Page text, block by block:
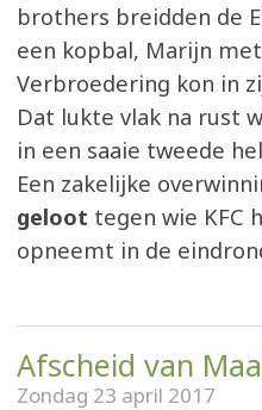
brothers breidden de
een kopbal, Marijn
Verbroedering kon in
Dat lukte vlak na rust
in een saaie tweede
Een zakelijke
geloot tegen wie KFC
opneemt in de
Afscheid van
Zondag 23 april 2017